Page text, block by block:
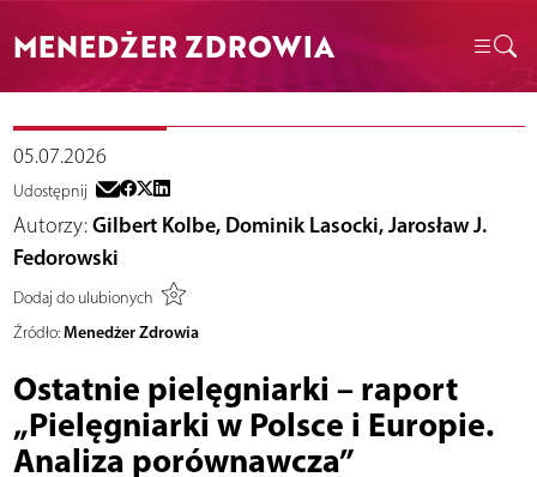
MENEDŻER ZDROWIA
05.07.2026
Udostępnij
Autorzy:Gilbert Kolbe, Dominik Lasocki, Jarosław J.
Fedorowski
Dodaj do ulubionych
Źródło: Menedżer Zdrowia
Ostatnie pielęgniarki – raport
„Pielęgniarki w Polsce i Europie.
Analiza porównawcza”